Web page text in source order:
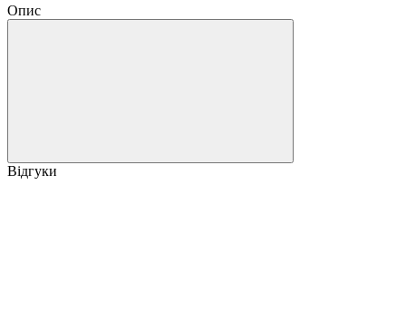
Опис
Відгуки